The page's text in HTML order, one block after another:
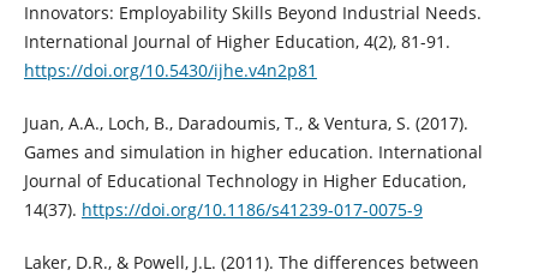
Innovators: Employability Skills Beyond Industrial Needs.
International Journal of Higher Education, 4(2), 81-91.
https://doi.org/10.5430/ijhe.v4n2p81
Juan, A.A., Loch, B., Daradoumis, T., & Ventura, S. (2017).
Games and simulation in higher education. International
Journal of Educational Technology in Higher Education,
14(37). https://doi.org/10.1186/s41239-017-0075-9
Laker, D.R., & Powell, J.L. (2011). The differences between